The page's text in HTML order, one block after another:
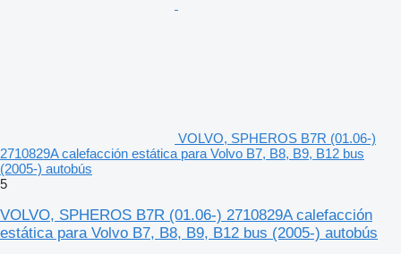
VOLVO, SPHEROS B7R (01.06-)
2710829A calefacción estática para Volvo B7, B8, B9, B12 bus
(2005-) autobús
5
VOLVO, SPHEROS B7R (01.06-) 2710829A calefacción
estática para Volvo B7, B8, B9, B12 bus (2005-) autobús